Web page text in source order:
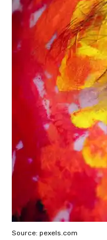
Source: pexels.com